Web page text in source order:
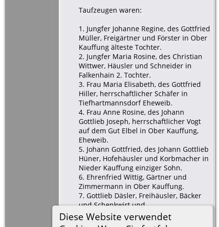
Diese Website verwendet
Taufzeugen waren:
1. Jungfer Johanne Regine, des Gottfried
Müller, Freigärtner und Förster in Ober
Kauffung älteste Tochter.
2. Jungfer Maria Rosine, des Christian
Wittwer, Häusler und Schneider in
Falkenhain 2. Tochter.
3. Frau Maria Elisabeth, des Gottfried
Hiller, herrschaftlicher Schäfer in
Tiefhartmannsdorf Eheweib.
4. Frau Anne Rosine, des Johann
Gottlieb Joseph, herrschaftlicher Vogt
auf dem Gut Elbel in Ober Kauffung,
Eheweib.
5. Johann Gottfried, des Johann Gottlieb
Hüner, Hofehäusler und Korbmacher in
Nieder Kauffung einziger Sohn.
6. Ehrenfried Wittig, Gärtner und
Zimmermann in Ober Kauffung.
7. Gottlieb Däsler, Freihäusler, Bäcker
und Schenkwirt und
Gerichtsgeschworener in Ober
Kauffung.